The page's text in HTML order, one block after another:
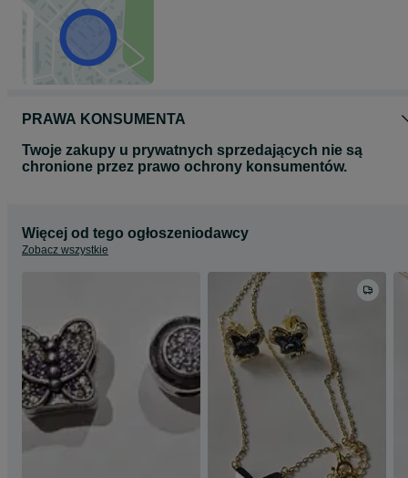
PRAWA KONSUMENTA
Twoje zakupy u prywatnych sprzedających nie są
chronione przez prawo ochrony konsumentów.
Więcej od tego ogłoszeniodawcy
Zobacz wszystkie